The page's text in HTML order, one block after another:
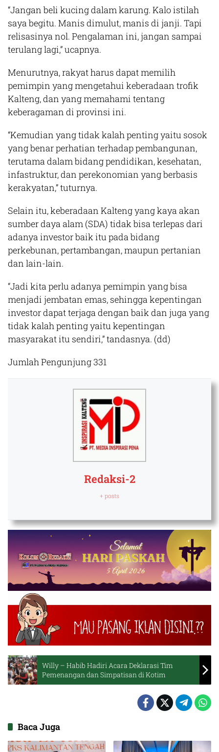
“Jangan beli kucing dalam karung. Kalo istilah
saya begitu. Manis dimulut, manis di janji. Tapi
relisasinya nol. Pengalaman ini, jangan sampai
terulang lagi,” ucapnya.
Menurutnya, rakyat harus dapat memilih
pemimpin yang mengetahui keberadaan trofik
Kalteng, dan yang memahami tentang
keberagaman di provinsi ini.
“Kemudian yang tidak kalah penting yaitu sosok
yang benar perhatian terhadap pembangunan,
terutama dalam bidang pendidikan, kesehatan,
infastruktur, dan perekonomian yang berbasis
kerakyatan,” tuturnya.
Selain itu, keberadaan Kalteng yang kaya akan
sumber daya alam (SDA) tidak bisa terlepas dari
adanya investor baik itu pada bidang
perkebunan, pertambangan, maupun pertanian
dan lain-lain.
“Jadi kita perlu adanya pemimpin yang bisa
menjadi jembatan emas, sehingga kepentingan
investor dapat terjaga dengan baik dan juga yang
tidak kalah penting yaitu kepentingan
masyarakat itu sendiri,” tandasnya. (dd)
Jumlah Pengunjung331
Redaksi-2
+ posts
Willy – Habib Hadiri Acara Deklarasi Tim
Pemenangan dan Simpatisan di Kotim
Baca Juga